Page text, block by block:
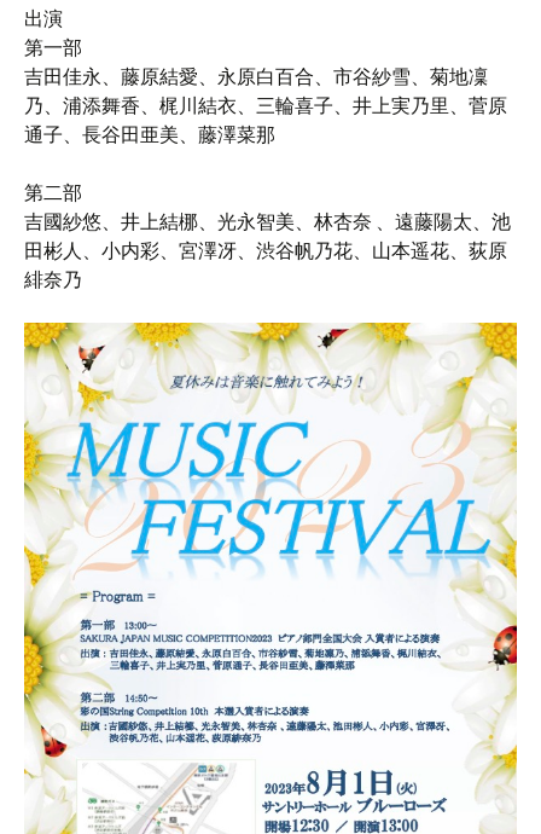
出演
第一部
吉田佳永、藤原結愛、永原白百合、市谷紗雪、菊地凜
乃、浦添舞香、梶川結衣、三輪喜子、井上実乃里、菅原
通子、長谷田亜美、藤澤菜那
第二部
吉國紗悠、井上結梛、光永智美、林杏奈 、遠藤陽太、池
田彬人、小内彩、宮澤冴、渋谷帆乃花、山本遥花、荻原
緋奈乃